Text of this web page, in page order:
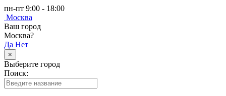
пн-пт 9:00 - 18:00
Москва
Ваш город
Москва?
Да Нет
×
Выберите город
Поиск: